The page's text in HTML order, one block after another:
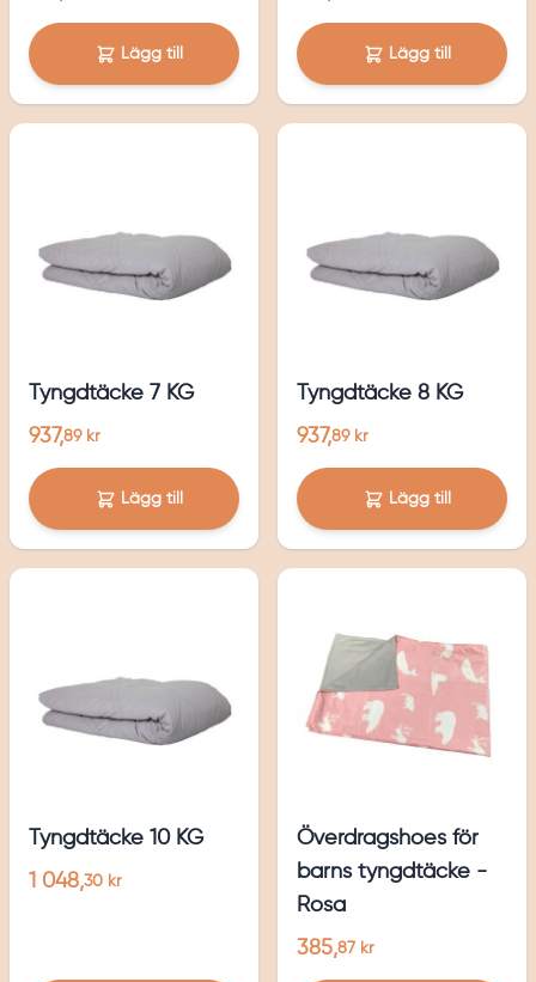
Lägg till Lägg till
Tyngdtäcke 7 KG
937,89 kr
Lägg till
Tyngdtäcke 8 KG
937,89 kr
Lägg till
Tyngdtäcke 10 KG
1 048,30 kr
Överdragshoes för
barns tyngdtäcke -
Rosa
385,87 kr